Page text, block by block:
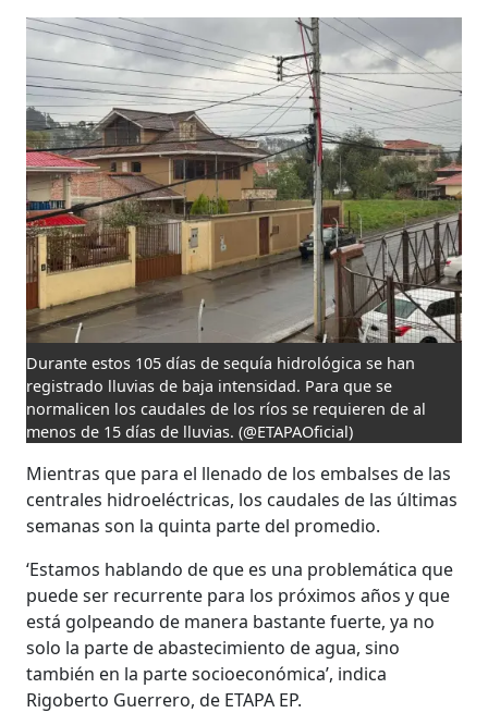
Durante estos 105 días de sequía hidrológica se han
registrado lluvias de baja intensidad. Para que se
normalicen los caudales de los ríos se requieren de al
menos de 15 días de lluvias. (@ETAPAOficial)
Mientras que para el llenado de los embalses de las
centrales hidroeléctricas, los caudales de las últimas
semanas son la quinta parte del promedio.
‘Estamos hablando de que es una problemática que
puede ser recurrente para los próximos años y que
está golpeando de manera bastante fuerte, ya no
solo la parte de abastecimiento de agua, sino
también en la parte socioeconómica’, indica
Rigoberto Guerrero, de ETAPA EP.